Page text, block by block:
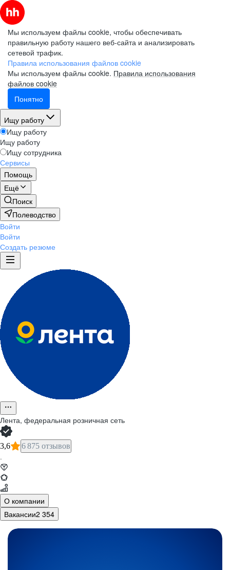
Мы используем файлы cookie, чтобы обеспечивать
правильную работу нашего веб-сайта и анализировать
сетевой трафик.
Правила использования файлов cookie
Мы используем файлы cookie. Правила использования
файлов cookie
Понятно
Ищу работу
Ищу работу
Ищу работу
Ищу сотрудника
Сервисы
Помощь
Ещё
Поиск
Полеводство
Войти
Войти
Создать резюме
Лента, федеральная розничная сеть
3,6 6 875 отзывов
·
О компании
Вакансии2 354